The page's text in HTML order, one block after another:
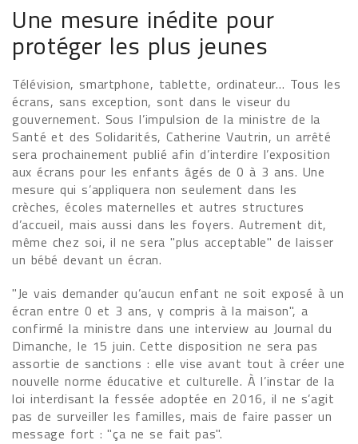
Une mesure inédite pour
protéger les plus jeunes
Télévision, smartphone, tablette, ordinateur… Tous les
écrans, sans exception, sont dans le viseur du
gouvernement. Sous l’impulsion de la ministre de la
Santé et des Solidarités, Catherine Vautrin, un arrêté
sera prochainement publié afin d’interdire l’exposition
aux écrans pour les enfants âgés de 0 à 3 ans. Une
mesure qui s’appliquera non seulement dans les
crèches, écoles maternelles et autres structures
d’accueil, mais aussi dans les foyers. Autrement dit,
même chez soi, il ne sera "plus acceptable" de laisser
un bébé devant un écran.
"Je vais demander qu’aucun enfant ne soit exposé à un
écran entre 0 et 3 ans, y compris à la maison", a
confirmé la ministre dans une interview au Journal du
Dimanche, le 15 juin. Cette disposition ne sera pas
assortie de sanctions : elle vise avant tout à créer une
nouvelle norme éducative et culturelle. À l’instar de la
loi interdisant la fessée adoptée en 2016, il ne s’agit
pas de surveiller les familles, mais de faire passer un
message fort : "ça ne se fait pas".